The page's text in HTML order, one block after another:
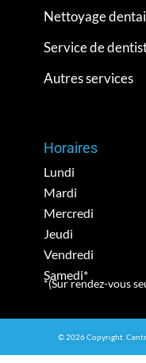
Nettoyage
Service de
Autres services
Horaires
Lundi
Mardi
Mercredi
Jeudi
Vendredi
Samedi*
*(Sur rendez-vous
© 2026 Copyright.